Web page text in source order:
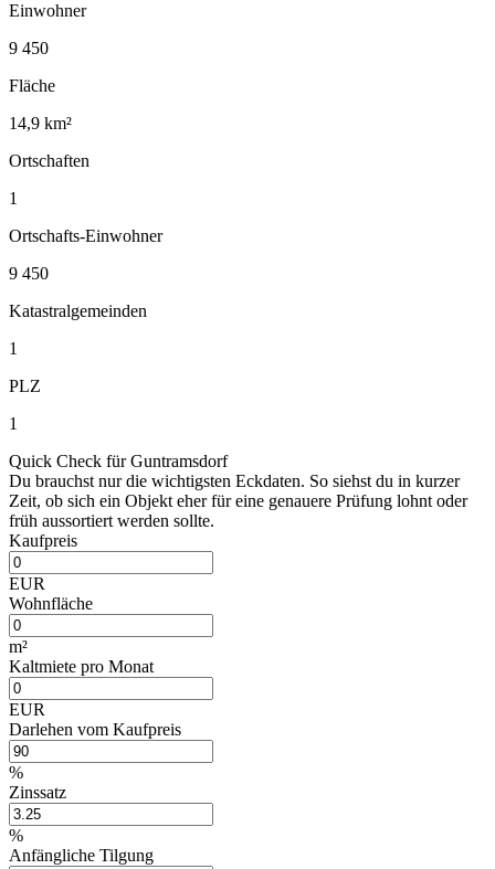
Einwohner
9 450
Fläche
14,9 km²
Ortschaften
1
Ortschafts-Einwohner
9 450
Katastralgemeinden
1
PLZ
1
Quick Check für Guntramsdorf
Du brauchst nur die wichtigsten Eckdaten. So siehst du in kurzer
Zeit, ob sich ein Objekt eher für eine genauere Prüfung lohnt oder
früh aussortiert werden sollte.
Kaufpreis
EUR
Wohnfläche
m²
Kaltmiete pro Monat
EUR
Darlehen vom Kaufpreis
%
Zinssatz
%
Anfängliche Tilgung